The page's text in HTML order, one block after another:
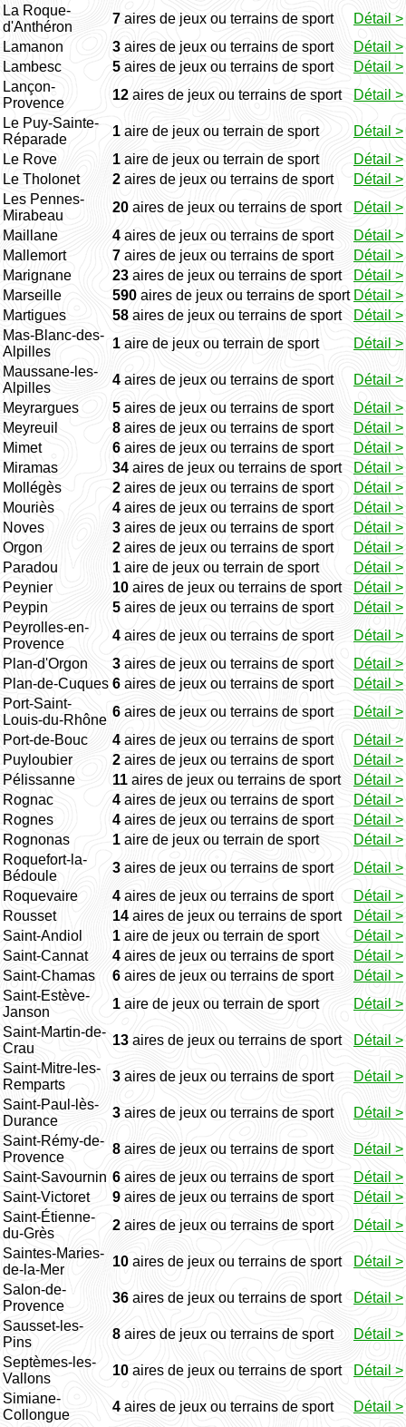
La Roque-
d'Anthéron
7 aires de jeux ou terrains de sport
Détail >
Lamanon
3 aires de jeux ou terrains de sport
Détail >
Lambesc
5 aires de jeux ou terrains de sport
Détail >
Lançon-
Provence
12 aires de jeux ou terrains de sport
Détail >
Le Puy-Sainte-
Réparade
1 aire de jeux ou terrain de sport
Détail >
Le Rove
1 aire de jeux ou terrain de sport
Détail >
Le Tholonet
2 aires de jeux ou terrains de sport
Détail >
Les Pennes-
Mirabeau
20 aires de jeux ou terrains de sport
Détail >
Maillane
4 aires de jeux ou terrains de sport
Détail >
Mallemort
7 aires de jeux ou terrains de sport
Détail >
Marignane
23 aires de jeux ou terrains de sport
Détail >
Marseille
590 aires de jeux ou terrains de sport Détail >
Martigues
58 aires de jeux ou terrains de sport
Détail >
Mas-Blanc-des-
Alpilles
1 aire de jeux ou terrain de sport
Détail >
Maussane-les-
Alpilles
4 aires de jeux ou terrains de sport
Détail >
Meyrargues
5 aires de jeux ou terrains de sport
Détail >
Meyreuil
8 aires de jeux ou terrains de sport
Détail >
Mimet
6 aires de jeux ou terrains de sport
Détail >
Miramas
34 aires de jeux ou terrains de sport
Détail >
Mollégès
2 aires de jeux ou terrains de sport
Détail >
Mouriès
4 aires de jeux ou terrains de sport
Détail >
Noves
3 aires de jeux ou terrains de sport
Détail >
Orgon
2 aires de jeux ou terrains de sport
Détail >
Paradou
1 aire de jeux ou terrain de sport
Détail >
Peynier
10 aires de jeux ou terrains de sport
Détail >
Peypin
5 aires de jeux ou terrains de sport
Détail >
Peyrolles-en-
Provence
4 aires de jeux ou terrains de sport
Détail >
Plan-d'Orgon
3 aires de jeux ou terrains de sport
Détail >
Plan-de-Cuques 6 aires de jeux ou terrains de sport
Détail >
Port-Saint-
Louis-du-Rhône
6 aires de jeux ou terrains de sport
Détail >
Port-de-Bouc
4 aires de jeux ou terrains de sport
Détail >
Puyloubier
2 aires de jeux ou terrains de sport
Détail >
Pélissanne
11 aires de jeux ou terrains de sport
Détail >
Rognac
4 aires de jeux ou terrains de sport
Détail >
Rognes
4 aires de jeux ou terrains de sport
Détail >
Rognonas
1 aire de jeux ou terrain de sport
Détail >
Roquefort-la-
Bédoule
3 aires de jeux ou terrains de sport
Détail >
Roquevaire
4 aires de jeux ou terrains de sport
Détail >
Rousset
14 aires de jeux ou terrains de sport
Détail >
Saint-Andiol
1 aire de jeux ou terrain de sport
Détail >
Saint-Cannat
4 aires de jeux ou terrains de sport
Détail >
Saint-Chamas
6 aires de jeux ou terrains de sport
Détail >
Saint-Estève-
Janson
1 aire de jeux ou terrain de sport
Détail >
Saint-Martin-de-
Crau
13 aires de jeux ou terrains de sport
Détail >
Saint-Mitre-les-
Remparts
3 aires de jeux ou terrains de sport
Détail >
Saint-Paul-lès-
Durance
3 aires de jeux ou terrains de sport
Détail >
Saint-Rémy-de-
Provence
8 aires de jeux ou terrains de sport
Détail >
Saint-Savournin 6 aires de jeux ou terrains de sport
Détail >
Saint-Victoret
9 aires de jeux ou terrains de sport
Détail >
Saint-Étienne-
du-Grès
2 aires de jeux ou terrains de sport
Détail >
Saintes-Maries-
de-la-Mer
10 aires de jeux ou terrains de sport
Détail >
Salon-de-
Provence
36 aires de jeux ou terrains de sport
Détail >
Sausset-les-
Pins
8 aires de jeux ou terrains de sport
Détail >
Septèmes-les-
Vallons
10 aires de jeux ou terrains de sport
Détail >
Simiane-
Collongue
4 aires de jeux ou terrains de sport Détail >